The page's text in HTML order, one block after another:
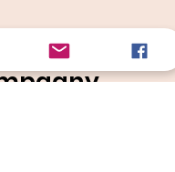
Dorés